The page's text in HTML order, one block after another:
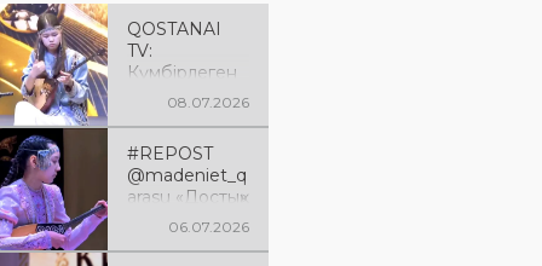
QOSTANAI
TV:
Күмбірлеген
08.07.2026
#REPOST
@madeniet_q
arasu «Достық»
аудандық06.07.2026